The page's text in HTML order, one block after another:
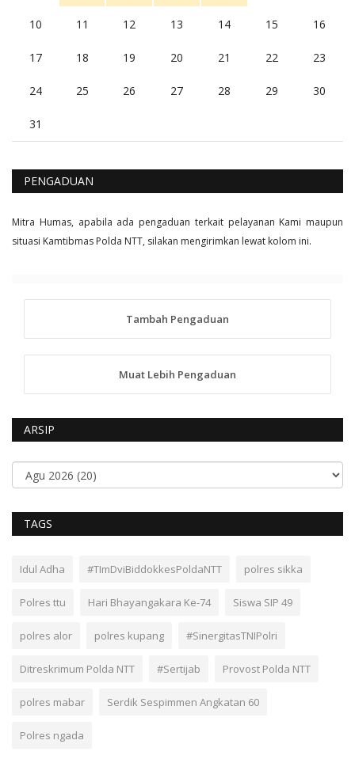
10 11 12 13 14 15 16
17 18 19 20 21 22 23
24 25 26 27 28 29 30
31
PENGADUAN
Mitra Humas, apabila ada pengaduan terkait pelayanan Kami maupun
situasi Kamtibmas Polda NTT, silakan mengirimkan lewat kolom ini.
Tambah Pengaduan
Muat Lebih Pengaduan
ARSIP
TAGS
Idul Adha #TImDviBiddokkesPoldaNTT polres sikka
Polres ttu Hari Bhayangakara Ke-74 Siswa SIP 49
polres alor polres kupang #SinergitasTNIPolri
Ditreskrimum Polda NTT #Sertijab Provost Polda NTT
polres mabar Serdik Sespimmen Angkatan 60
Polres ngada